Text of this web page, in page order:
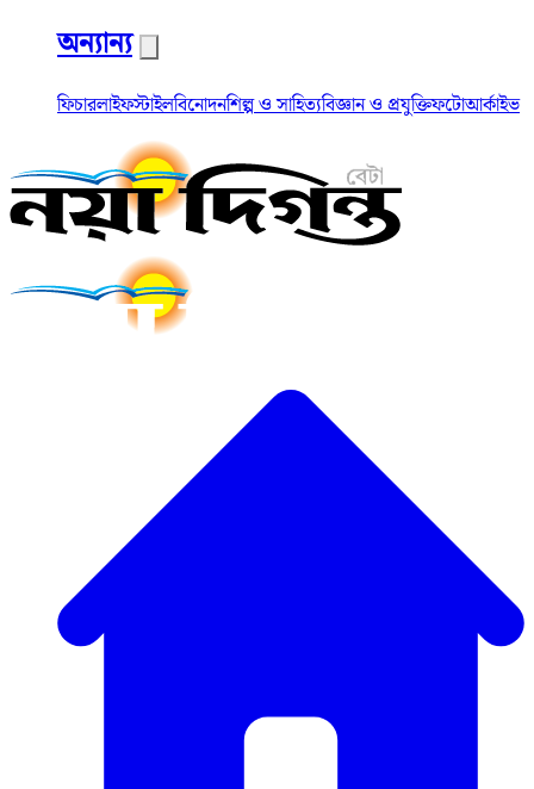
অন্যান্য
ফিচারলাইফস্টাইলবিনোদনশিল্প ও সাহিত্যবিজ্ঞান ও প্রযুক্তিফটোআর্কাইভ